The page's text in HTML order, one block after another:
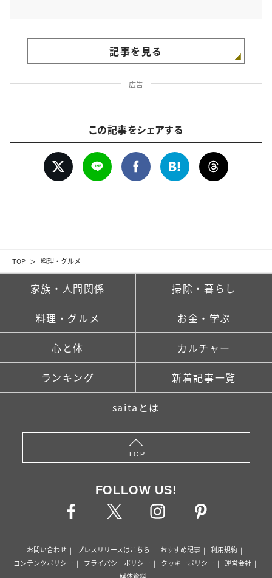
TOP 料理・グルメ
記事を見る
広告
この記事をシェアする
家族・人間関係 掃除・暮らし
料理・グルメ お金・学ぶ
心と体 カルチャー
ランキング 新着記事一覧
saitaとは
TOP
FOLLOW US!
お問い合わせ プレスリリースはこちら おすすめ記事
利用規約
コンテンツポリシー
プライバシーポリシー クッキーポリシー
運営会社